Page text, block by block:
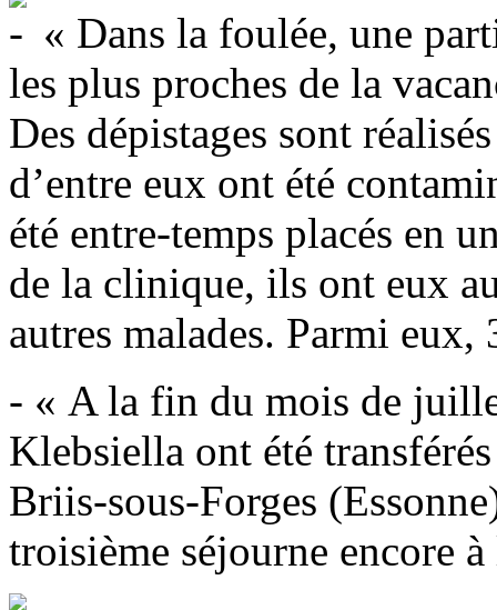
« Dans la foulée, une
les plus proches de la
Des dépistages sont
d’entre eux ont été
été entre-temps placés en
de la clinique, ils ont eux
autres malades. Parmi
- « A la fin du mois de
Klebsiella ont été
Briis-sous-Forges
troisième séjourne encore